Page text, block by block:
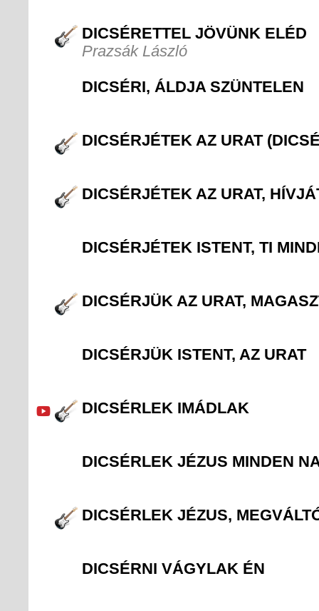
DICSÉRETTEL JÖVÜNK ELÉD
Prazsák László
DICSÉRI, ÁLDJA SZÜNTELEN
DICSÉRJÉTEK AZ URAT
DICSÉRJÉTEK AZ URAT,
DICSÉRJÉTEK ISTENT, TI
DICSÉRJÜK AZ URAT,
DICSÉRJÜK ISTENT, AZ URAT
DICSÉRLEK IMÁDLAK
DICSÉRLEK JÉZUS MINDEN
DICSÉRLEK JÉZUS,
DICSÉRNI VÁGYLAK ÉN